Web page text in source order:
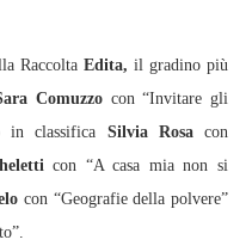
RaccoltaEdita, il gradino più
Comuzzocon “Invitare gli
in classifica Silvia Rosacon
con “A casa mia non si
con “Geografie della polvere”